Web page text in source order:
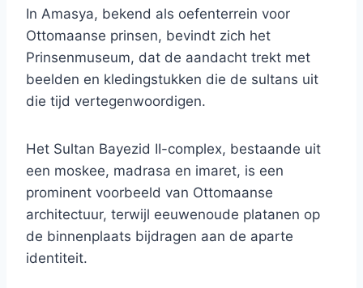
In Amasya, bekend als oefenterrein voor
Ottomaanse prinsen, bevindt zich het
Prinsenmuseum, dat de aandacht trekt met
beelden en kledingstukken die de sultans uit
die tijd vertegenwoordigen.
Het Sultan Bayezid II-complex, bestaande uit
een moskee, madrasa en imaret, is een
prominent voorbeeld van Ottomaanse
architectuur, terwijl eeuwenoude platanen op
de binnenplaats bijdragen aan de aparte
identiteit.